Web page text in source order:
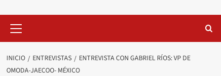
primario
INICIO ENTREVISTAS
ENTREVISTA CON GABRIEL RÍOS: VP DE
OMODA-JAECOO- MÉXICO